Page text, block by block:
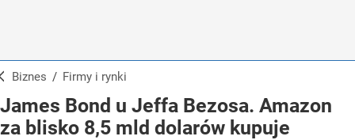
Biznes / Firmy i rynki
James Bond u Jeffa Bezosa. Amazon
za blisko 8,5 mld dolarów kupuje